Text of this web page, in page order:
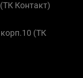
Контакт)
(ТК